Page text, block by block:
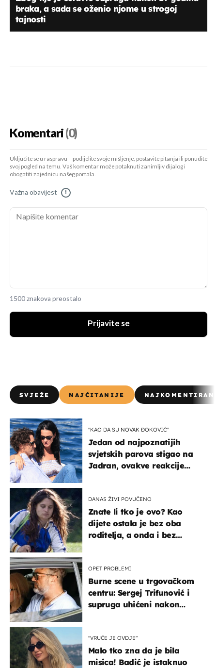
braka, a sada se oženio njome u strogoj
tajnosti
Komentari(0)
Uključite se u raspravu – podijelite svoje mišljenje, postavite pitanja ili ponudite
svoj pogled na temu. Vaš komentar može potaknuti zanimljiv dijalog i
obogatiti zajednicu našeg portala.
Važna obavijest !
1500 znakova preostalo
Prijavite se
SVJEŽE NAJČITANIJE
"KAO DA SU NOVAK ĐOKOVIĆ"
Jedan od najpoznatijih
svjetskih parova stigao na
Jadran, ovakve reakcije
DANAS ŽIVI POVUČENO
Znate li tko je ovo? Kao
dijete ostala je bez oba
roditelja, a onda i bez
OPET PROBLEMI
Burne scene u trgovačkom
centru: Sergej Trifunović i
supruga uhićeni nakon
"VRUĆE JE OVDJE"
Malo tko zna da je bila
misica! Badić je istaknuo